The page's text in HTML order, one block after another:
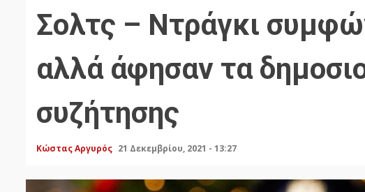
Σολτς – Ντράγκι
αλλά άφησαν τα
συζήτησης
Κώστας Αργυρός 21 Δεκεμβρίου, 2021 - 13:27